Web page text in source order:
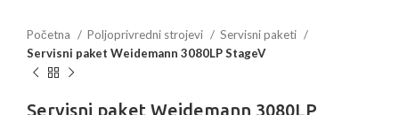
Početna Poljoprivredni strojevi
Servisni paketi
Servisni paket Weidemann 3080LP StageV
Servisni paket Weidemann 3080LP